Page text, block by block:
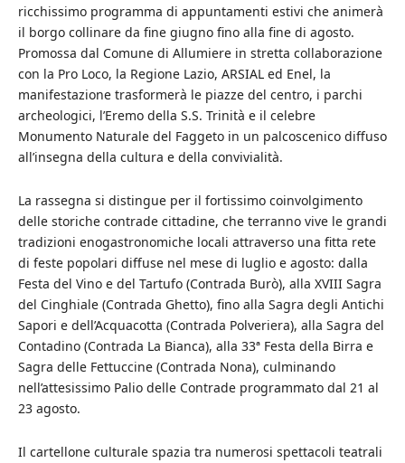
ricchissimo programma di appuntamenti estivi che animerà
il borgo collinare da fine giugno fino alla fine di agosto.
Promossa dal Comune di Allumiere in stretta collaborazione
con la Pro Loco, la Regione Lazio, ARSIAL ed Enel, la
manifestazione trasformerà le piazze del centro, i parchi
archeologici, l’Eremo della S.S. Trinità e il celebre
Monumento Naturale del Faggeto in un palcoscenico diffuso
all’insegna della cultura e della convivialità.
La rassegna si distingue per il fortissimo coinvolgimento
delle storiche contrade cittadine, che terranno vive le grandi
tradizioni enogastronomiche locali attraverso una fitta rete
di feste popolari diffuse nel mese di luglio e agosto: dalla
Festa del Vino e del Tartufo (Contrada Burò), alla XVIII Sagra
del Cinghiale (Contrada Ghetto), fino alla Sagra degli Antichi
Sapori e dell’Acquacotta (Contrada Polveriera), alla Sagra del
Contadino (Contrada La Bianca), alla 33ª Festa della Birra e
Sagra delle Fettuccine (Contrada Nona), culminando
nell’attesissimo Palio delle Contrade programmato dal 21 al
23 agosto.
Il cartellone culturale spazia tra numerosi spettacoli teatrali